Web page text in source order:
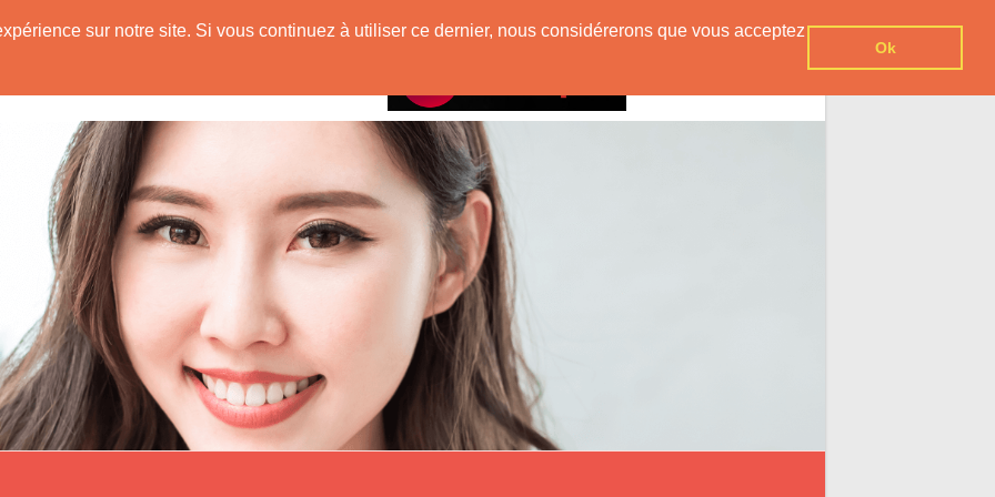
sur notre site. Si vous continuez à utiliser ce dernier, nous considérerons que vous acceptez
Ok
Originaire de Chine !